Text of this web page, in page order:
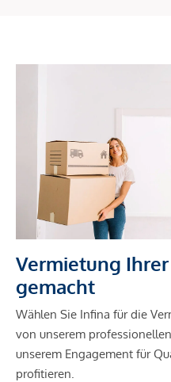
Vermietung
gemacht
Wählen Sie Infina für die
von unserem
unserem Engagement für
profitieren.